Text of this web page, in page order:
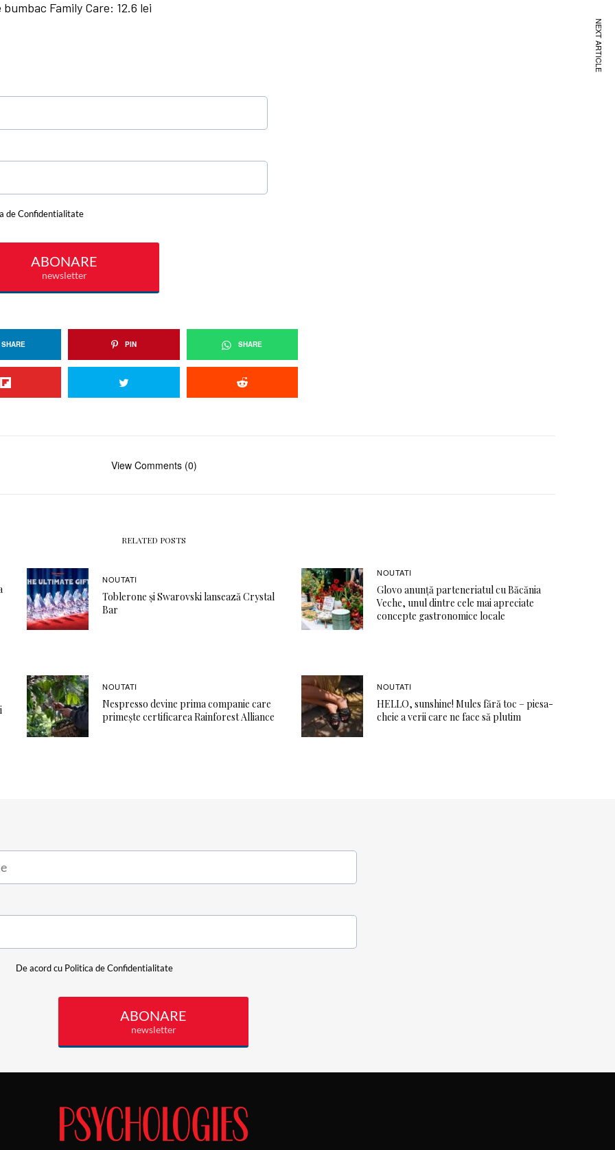
Family Care: 12.6 lei
SHARE PIN SHARE
NEXT ARTICLE
View Comments (0)
RELATED POSTS
NOUTATI
Toblerone și Swarovski lansează Crystal
Bar
NOUTATI
Glovo anunță parteneriatul cu Băcănia
Veche, unul dintre cele mai apreciate
concepte gastronomice locale
NOUTATI
Nespresso devine prima companie care
primește certificarea Rainforest Alliance
NOUTATI
HELLO, sunshine! Mules fără toc – piesa-
cheie a verii care ne face să plutim